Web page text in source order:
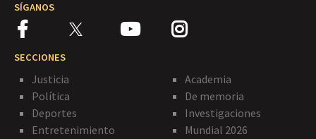
SÍGANOS
SECCIONES
Justicia
Política
Deportes
Entretenimiento
Academia
De memoria
Investigaciones
Mundial 2026